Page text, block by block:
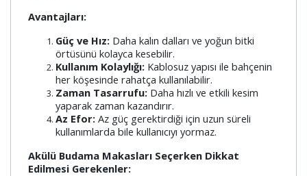
Avantajları:
Güç ve Hız: Daha kalın dalları ve yoğun bitki
örtüsünü kolayca kesebilir.
Kullanım Kolaylığı: Kablosuz yapısı ile bahçenin
her köşesinde rahatça kullanılabilir.
Zaman Tasarrufu: Daha hızlı ve etkili kesim
yaparak zaman kazandırır.
Az Efor: Az güç gerektirdiği için uzun süreli
kullanımlarda bile kullanıcıyı yormaz.
Akülü Budama Makasları Seçerken Dikkat
Edilmesi Gerekenler: